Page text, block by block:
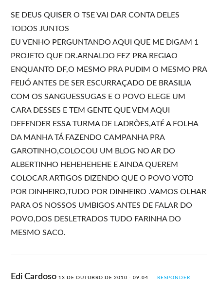
SE DEUS QUISER O TSE VAI DAR CONTA DELES
TODOS JUNTOS
EU VENHO PERGUNTANDO AQUI QUE ME DIGAM 1
PROJETO QUE DR.ARNALDO FEZ PRA REGIAO
ENQUANTO DF,O MESMO PRA PUDIM O MESMO PRA
FEIJÓ ANTES DE SER ESCURRAÇADO DE BRASILIA
COM OS SANGUESSUGAS E O POVO ELEGE UM
CARA DESSES E TEM GENTE QUE VEM AQUI
DEFENDER ESSA TURMA DE LADRÕES,ATÉ A FOLHA
DA MANHA TÁ FAZENDO CAMPANHA PRA
GAROTINHO,COLOCOU UM BLOG NO AR DO
ALBERTINHO HEHEHEHEHE E AINDA QUEREM
COLOCAR ARTIGOS DIZENDO QUE O POVO VOTO
POR DINHEIRO,TUDO POR DINHEIRO .VAMOS OLHAR
PARA OS NOSSOS UMBIGOS ANTES DE FALAR DO
POVO,DOS DESLETRADOS TUDO FARINHA DO
MESMO SACO.
Edi Cardoso 13 DE OUTUBRO DE 2010 - 09:04 RESPONDER